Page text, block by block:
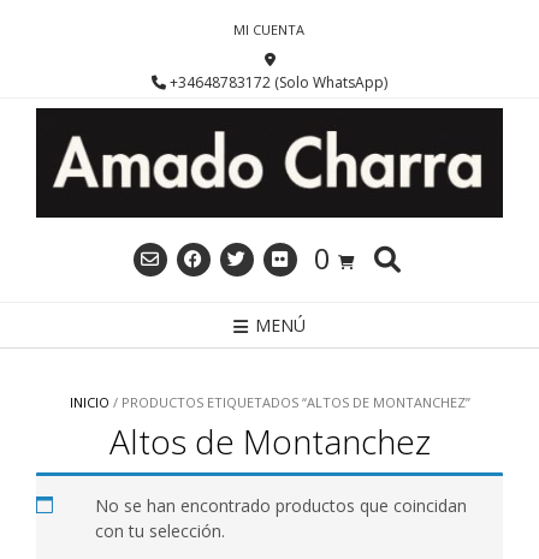
MI CUENTA
+34648783172 (Solo WhatsApp)
0
MENÚ
INICIO / PRODUCTOS ETIQUETADOS “ALTOS DE MONTANCHEZ”
Altos de Montanchez
No se han encontrado productos que coincidan
con tu selección.